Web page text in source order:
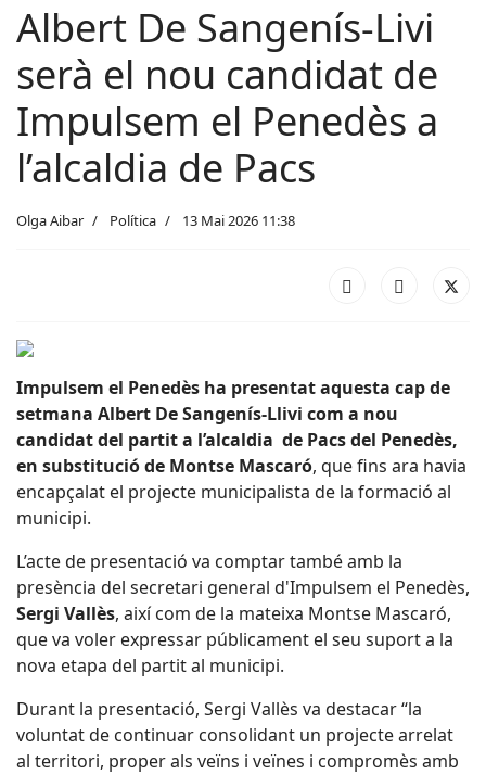
Albert De Sangenís-Livi
serà el nou candidat de
Impulsem el Penedès a
l’alcaldia de Pacs
Olga Aibar Política 13 Mai 2026 11:38
Impulsem el Penedès ha presentat aquesta cap de
setmana Albert De Sangenís-Llivi com a nou
candidat del partit a l’alcaldia de Pacs del Penedès,
en substitució de Montse Mascaró, que fins ara havia
encapçalat el projecte municipalista de la formació al
municipi.
L’acte de presentació va comptar també amb la
presència del secretari general d'Impulsem el Penedès,
Sergi Vallès, així com de la mateixa Montse Mascaró,
que va voler expressar públicament el seu suport a la
nova etapa del partit al municipi.
Durant la presentació, Sergi Vallès va destacar “la
voluntat de continuar consolidant un projecte arrelat
al territori, proper als veïns i veïnes i compromès amb